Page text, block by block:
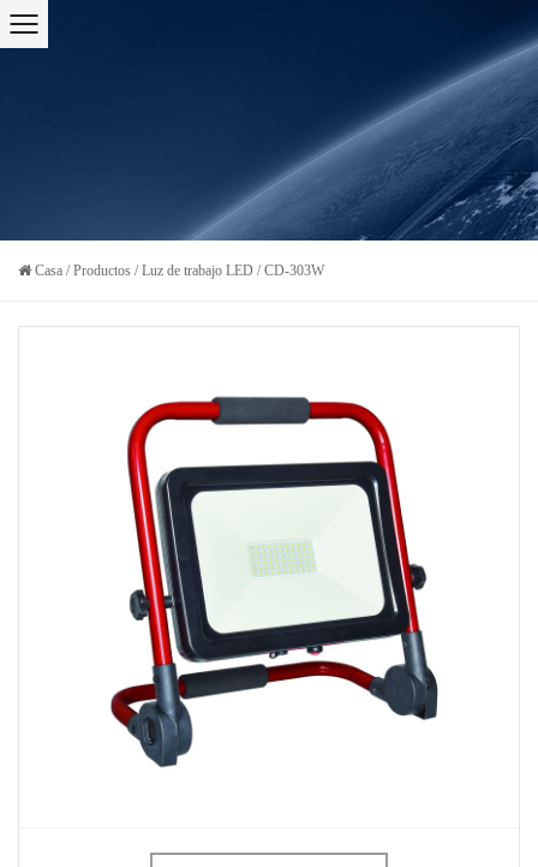
Casa /Productos /Luz de trabajo LED /CD-303W